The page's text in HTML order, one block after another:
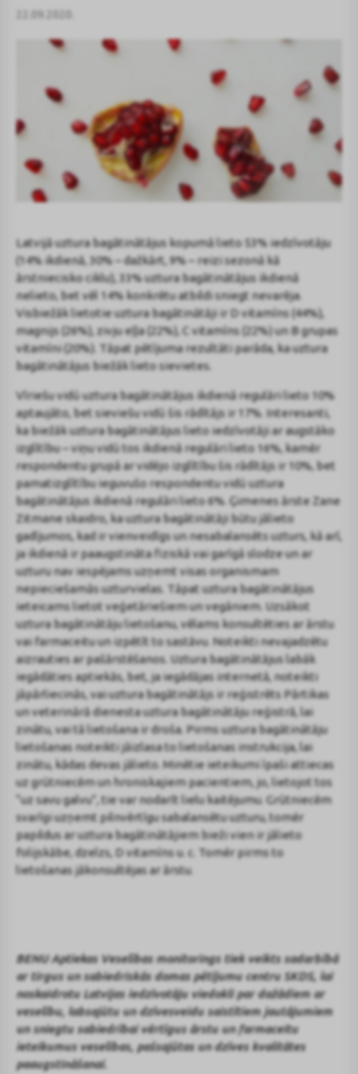
Latvijā uztura bagātinātājus kopumā lieto 53% iedzīvotāju
(14% ikdienā, 30% – dažkārt, 9% – reizi sezonā kā
ārstniecisko ciklu), 33% uztura bagātinātājus ikdienā
nelieto, bet vēl 14% konkrētu atbildi sniegt nevarēja.
Visbiežāk lietotie uztura bagātinātāji ir D vitamīns (44%),
magnijs (26%), zivju eļļa (22%), C vitamīns (22%) un B grupas
vitamīni (20%). Tāpat pētījuma rezultāti parāda, ka uztura
bagātinātājus biežāk lieto sievietes.
Vīriešu vidū uztura bagātinātājus ikdienā regulāri lieto 10%
aptaujāto, bet sieviešu vidū šis rādītājs ir 17%. Interesanti,
ka biežāk uztura bagātinātājus lieto iedzīvotāji ar augstāko
izglītību – viņu vidū tos ikdienā regulāri lieto 16%, kamēr
respondentu grupā ar vidējo izglītību šis rādītājs ir 10%, bet
pamatizglītību ieguvušo respondentu vidū uztura
bagātinātājus ikdienā regulāri lieto 6%. Ģimenes ārste Zane
Zitmane skaidro, ka uztura bagātinātāji būtu jālieto
gadījumos, kad ir vienveidīgs un nesabalansēts uzturs, kā arī,
ja ikdienā ir paaugstināta fiziskā vai garīgā slodze un ar
uzturu nav iespējams uzņemt visas organismam
nepieciešamās uzturvielas. Tāpat uztura bagātinātājus
ieteicams lietot veģetāriešiem un vegāniem. Uzsākot
uztura bagātinātāju lietošanu, vēlams konsultēties ar ārstu
vai farmaceitu un izpētīt to sastāvu. Noteikti nevajadzētu
aizrauties ar pašārstēšanos. Uztura bagātinātājus labāk
iegādāties aptiekās, bet, ja iegādājas internetā, noteikti
jāpārliecinās, vai uztura bagātinātājs ir reģistrēts Pārtikas
un veterinārā dienesta uztura bagātinātāju reģistrā, lai
zinātu, vai tā lietošana ir droša. Pirms uztura bagātinātāju
lietošanas noteikti jāizlasa to lietošanas instrukcija, lai
zinātu, kādas devas jālieto. Minētie ieteikumi īpaši attiecas
uz grūtniecēm un hroniskajiem pacientiem, jo, lietojot tos
“uz savu galvu”, tie var nodarīt lielu kaitējumu. Grūtniecēm
svarīgi uzņemt pilnvērtīgu sabalansētu uzturu, tomēr
papildus ar uztura bagātinātājiem bieži vien ir jālieto
folijskābe, dzelzs, D vitamīns u. c. Tomēr pirms to
lietošanas jākonsultējas ar ārstu.
BENU Aptiekas Veselības monitorings tiek veikts sadarbībā
ar tirgus un sabiedriskās domas pētījumu centru SKDS, lai
noskaidrotu Latvijas iedzīvotāju viedokli par dažādiem ar
veselību, labsajūtu un dzīvesveidu saistītiem jautājumiem
un sniegtu sabiedrībai vērtīgus ārstu un farmaceitu
ieteikumus veselības, pašsajūtas un dzīves kvalitātes
paaugstināšanai.